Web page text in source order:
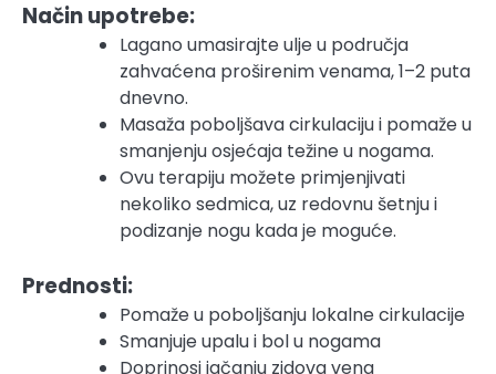
Način upotrebe:
Lagano umasirajte ulje u područja
zahvaćena proširenim venama, 1–2 puta
dnevno.
Masaža poboljšava cirkulaciju i pomaže u
smanjenju osjećaja težine u nogama.
Ovu terapiju možete primjenjivati
nekoliko sedmica, uz redovnu šetnju i
podizanje nogu kada je moguće.
Prednosti:
Pomaže u poboljšanju lokalne cirkulacije
Smanjuje upalu i bol u nogama
Doprinosi jačanju zidova vena